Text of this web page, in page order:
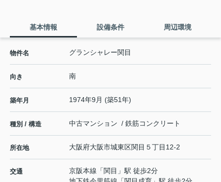
基本情報 設備条件 周辺環境
物件名 グランシャレー関目
向き 南
築年月 1974年9月 (築51年)
種別 / 構造 中古マンション / 鉄筋コンクリート
所在地 大阪府大阪市城東区関目 ５丁目12-2
交通 京阪本線 「関目 」駅 徒歩2分